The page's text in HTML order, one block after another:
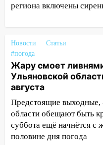
12:31 Ульяновец
из Европы и
12:20
В
столкнулись
пострадал 14-
12:00 Где есть
августа: список
11:50 Заснул
случайно
приговор
региона включены
Новости
Статьи
#погода
Жару смоет
Ульяновской
августа
Предстоящие выходные,
области обещают быть
суббота ещё начнётся с
половине дня погода